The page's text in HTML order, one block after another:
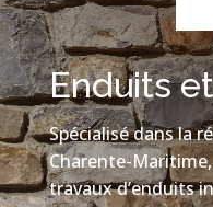
Enduits
Spécialisé dans la
Charente-
travaux d’enduits